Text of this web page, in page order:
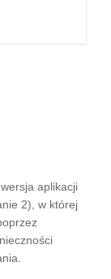
aplikacji
2), w której